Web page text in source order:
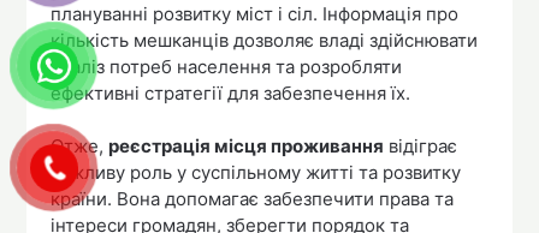
плануванні розвитку міст і сіл. Інформація про
кількість мешканців дозволяє владі здійснювати
аналіз потреб населення та розробляти
ефективні стратегії для забезпечення їх.
Отже, реєстрація місця проживання відіграє
важливу роль у суспільному житті та розвитку
країни. Вона допомагає забезпечити права та
інтереси громадян, зберегти порядок та